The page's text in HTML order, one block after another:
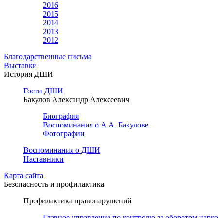
2016
2015
2014
2013
2012
Благодарственные письма
Выставки
История ДШИ
Гости ДШИ
Бакулов Александр Алексеевич
Биография
Воспоминания о А.А. Бакулове
Фотографии
Воспоминания о ДШИ
Наставники
Карта сайта
Безопасность и профилактика
Профилактика правонарушений